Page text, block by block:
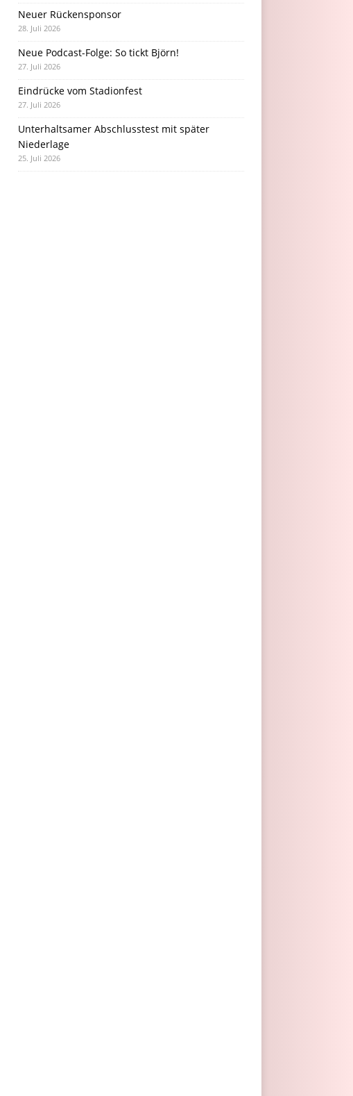
Neuer Rückensponsor
28. Juli 2026
Neue Podcast-Folge: So tickt Björn!
27. Juli 2026
Eindrücke vom Stadionfest
27. Juli 2026
Unterhaltsamer Abschlusstest mit später
Niederlage
25. Juli 2026